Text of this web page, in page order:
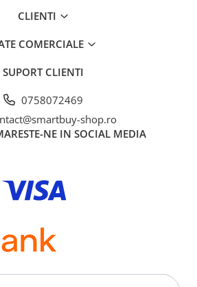
CLIENTI
COMERCIALE
SUPORT CLIENTI
0758072469
shop.ro
NE IN SOCIAL MEDIA